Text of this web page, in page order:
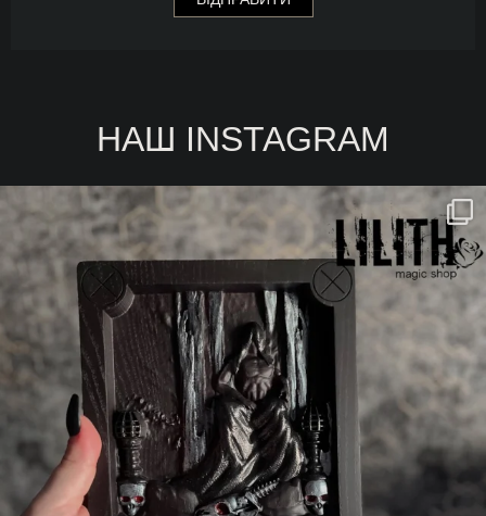
НАШ INSTAGRAM